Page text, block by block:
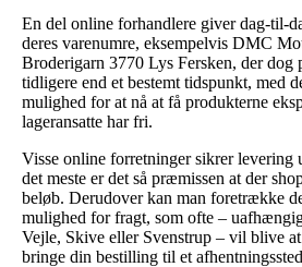
En del online forhandlere giver dag-til-
deres varenumre, eksempelvis DMC
Broderigarn 3770 Lys Fersken, der dog
tidligere end et bestemt tidspunkt, med
mulighed for at nå at få produkterne
lageransatte har fri.
Visse online forretninger sikrer levering
det meste er det så præmissen at der
beløb. Derudover kan man foretrække
mulighed for fragt, som ofte –
Vejle, Skive eller Svenstrup – vil blive
bringe din bestilling til et